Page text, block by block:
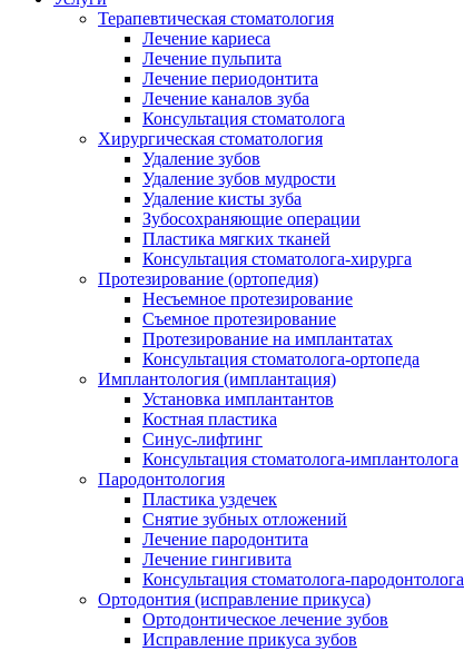
Терапевтическая стоматология
Лечение кариеса
Лечение пульпита
Лечение периодонтита
Лечение каналов зуба
Консультация стоматолога
Хирургическая стоматология
Удаление зубов
Удаление зубов мудрости
Удаление кисты зуба
Зубосохраняющие операции
Пластика мягких тканей
Консультация стоматолога-хирурга
Протезирование (ортопедия)
Несъемное протезирование
Съемное протезирование
Протезирование на имплантатах
Консультация стоматолога-ортопеда
Имплантология (имплантация)
Установка имплантантов
Костная пластика
Синус-лифтинг
Консультация стоматолога-имплантолога
Пародонтология
Пластика уздечек
Снятие зубных отложений
Лечение пародонтита
Лечение гингивита
Консультация стоматолога-пародонтолога
Ортодонтия (исправление прикуса)
Ортодонтическое лечение зубов
Исправление прикуса зубов